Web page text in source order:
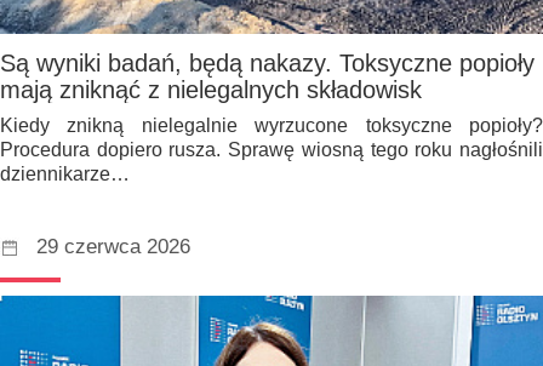
Są wyniki badań, będą nakazy. Toksyczne popioły
mają zniknąć z nielegalnych składowisk
Kiedy znikną nielegalnie wyrzucone toksyczne popioły?
Procedura dopiero rusza. Sprawę wiosną tego roku nagłośnili
dziennikarze…
29 czerwca 2026